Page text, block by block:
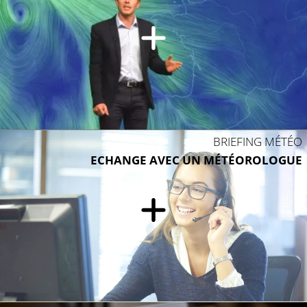
BRIEFING MÉTÉO
ECHANGE AVEC UN MÉTÉOROLOGUE